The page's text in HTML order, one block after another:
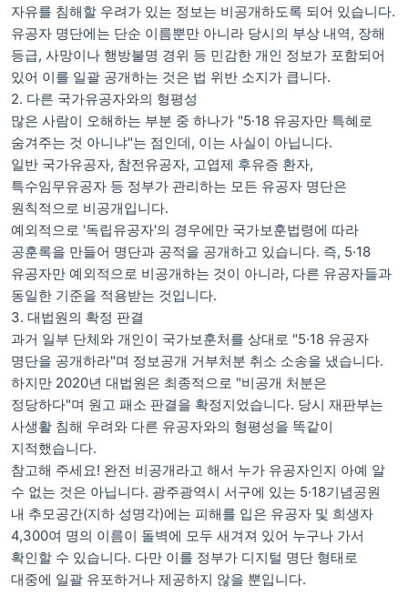
자유를 침해할 우려가 있는 정보는 비공개하도록 되어 있습니다.
유공자 명단에는 단순 이름뿐만 아니라 당시의 부상 내역, 장해
등급, 사망이나 행방불명 경위 등 민감한 개인 정보가 포함되어
있어 이를 일괄 공개하는 것은 법 위반 소지가 큽니다.
2. 다른 국가유공자와의 형평성
많은 사람이 오해하는 부분 중 하나가 "5·18 유공자만 특혜로
숨겨주는 것 아니냐"는 점인데, 이는 사실이 아닙니다.
일반 국가유공자, 참전유공자, 고엽제 후유증 환자,
특수임무유공자 등 정부가 관리하는 모든 유공자 명단은
원칙적으로 비공개입니다.
예외적으로 '독립유공자'의 경우에만 국가보훈법령에 따라
공훈록을 만들어 명단과 공적을 공개하고 있습니다. 즉, 5·18
유공자만 예외적으로 비공개하는 것이 아니라, 다른 유공자들과
동일한 기준을 적용받는 것입니다.
3. 대법원의 확정 판결
과거 일부 단체와 개인이 국가보훈처를 상대로 "5·18 유공자
명단을 공개하라"며 정보공개 거부처분 취소 소송을 냈습니다.
하지만 2020년 대법원은 최종적으로 "비공개 처분은
정당하다"며 원고 패소 판결을 확정지었습니다. 당시 재판부는
사생활 침해 우려와 다른 유공자와의 형평성을 똑같이
지적했습니다.
참고해 주세요! 완전 비공개라고 해서 누가 유공자인지 아예 알
수 없는 것은 아닙니다. 광주광역시 서구에 있는 5·18기념공원
내 추모공간(지하 성명각)에는 피해를 입은 유공자 및 희생자
4,300여 명의 이름이 돌벽에 모두 새겨져 있어 누구나 가서
확인할 수 있습니다. 다만 이를 정부가 디지털 명단 형태로
대중에 일괄 유포하거나 제공하지 않을 뿐입니다.